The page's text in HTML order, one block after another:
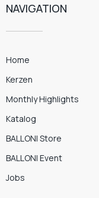
NAVIGATION
Home
Kerzen
Monthly Highlights
Katalog
BALLONI Store
BALLONI Event
Jobs